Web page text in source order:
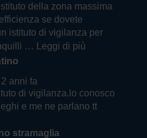
della zona massima
se dovete
istituto di vigilanza per
… Leggi di più
2 anni fa
di vigilanza.lo conosco
e me ne parlano tt
stramaglia